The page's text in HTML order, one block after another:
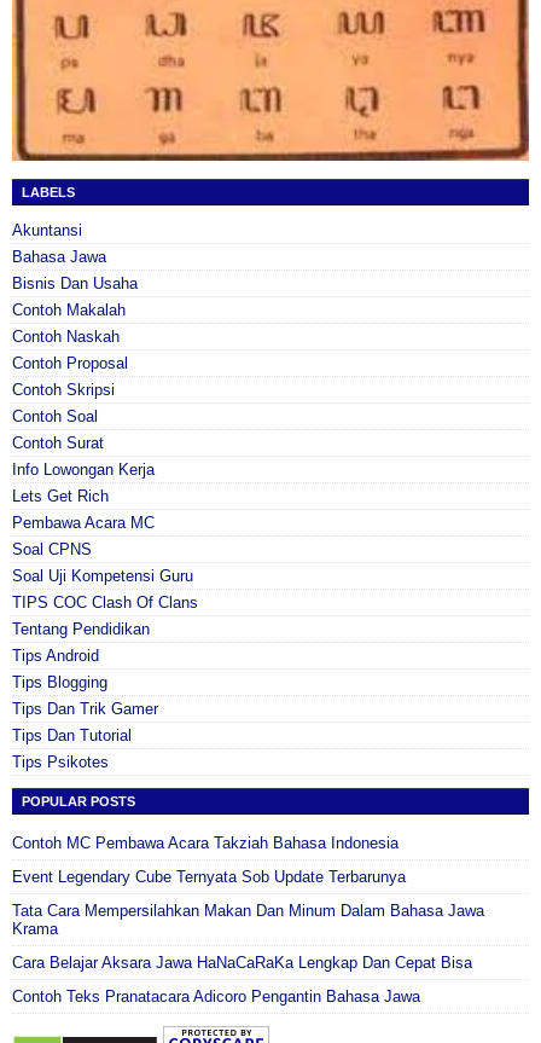
LABELS
Akuntansi
Bahasa Jawa
Bisnis Dan Usaha
Contoh Makalah
Contoh Naskah
Contoh Proposal
Contoh Skripsi
Contoh Soal
Contoh Surat
Info Lowongan Kerja
Lets Get Rich
Pembawa Acara MC
Soal CPNS
Soal Uji Kompetensi Guru
TIPS COC Clash Of Clans
Tentang Pendidikan
Tips Android
Tips Blogging
Tips Dan Trik Gamer
Tips Dan Tutorial
Tips Psikotes
POPULAR POSTS
Contoh MC Pembawa Acara Takziah Bahasa Indonesia
Event Legendary Cube Ternyata Sob Update Terbarunya
Tata Cara Mempersilahkan Makan Dan Minum Dalam Bahasa Jawa
Krama
Cara Belajar Aksara Jawa HaNaCaRaKa Lengkap Dan Cepat Bisa
Contoh Teks Pranatacara Adicoro Pengantin Bahasa Jawa